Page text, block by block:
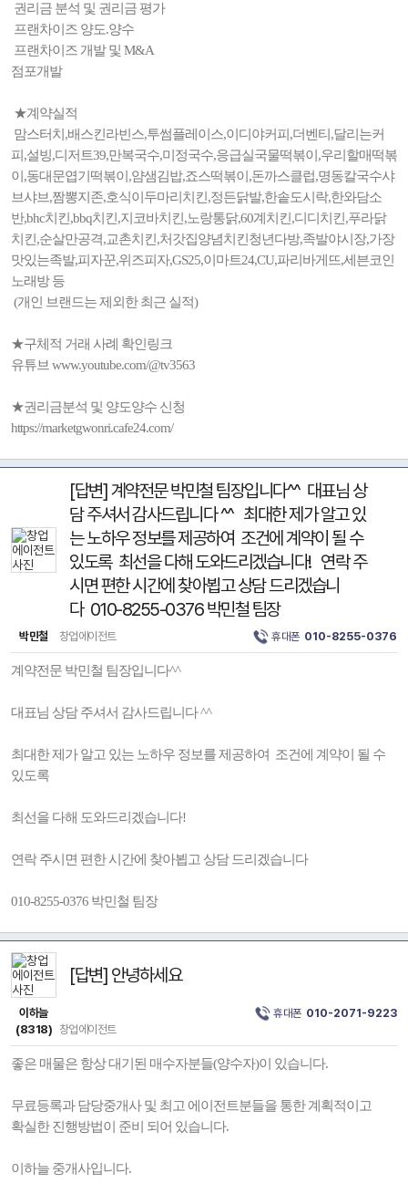
권리금 분석 및 권리금 평가
프랜차이즈 양도.양수
프랜차이즈 개발 및 M&A
점포개발
★계약실적
맘스터치,배스킨라빈스,투썸플레이스,이디야커피,더벤티,달리는커
피,설빙,디저트39,만복국수,미정국수,응급실국물떡볶이,우리할매떡볶
이,동대문엽기떡볶이,얌샘김밥,죠스떡볶이,돈까스클럽,명동칼국수샤
브샤브,짬뽕지존,호식이두마리치킨,정든닭발,한솥도시락,한와담소
반,bhc치킨,bbq치킨,지코바치킨,노랑통닭,60계치킨,디디치킨,푸라닭
치킨,순살만공격,교촌치킨,처갓집양념치킨청년다방,족발야시장,가장
맛있는족발,피자꾼,위즈피자,GS25,이마트24,CU,파리바게뜨,세븐코인
노래방 등
(개인 브랜드는 제외한 최근 실적)
★구체적 거래 사례 확인링크
유튜브 www.youtube.com/@tv3563
★권리금분석 및 양도양수 신청
https://marketgwonri.cafe24.com/
[답변] 계약전문 박민철 팀장입니다^^ 대표님 상
담 주셔서 감사드립니다 ^^ 최대한 제가 알고 있
는 노하우 정보를 제공하여 조건에 계약이 될 수
있도록 최선을 다해 도와드리겠습니다! 연락 주
시면 편한 시간에 찾아뵙고 상담 드리겠습니
다 010-8255-0376 박민철 팀장
박민철 창업에이전트 휴대폰 010-8255-0376
계약전문 박민철 팀장입니다^^
대표님 상담 주셔서 감사드립니다 ^^
최대한 제가 알고 있는 노하우 정보를 제공하여 조건에 계약이 될 수
있도록
최선을 다해 도와드리겠습니다!
연락 주시면 편한 시간에 찾아뵙고 상담 드리겠습니다
010-8255-0376 박민철 팀장
[답변] 안녕하세요
이하늘
(8318) 창업에이전트
휴대폰 010-2071-9223
좋은 매물은 항상 대기된 매수자분들(양수자)이 있습니다.
무료등록과 담당중개사 및 최고 에이전트분들을 통한 계획적이고
확실한 진행방법이 준비 되어 있습니다.
이하늘 중개사입니다.